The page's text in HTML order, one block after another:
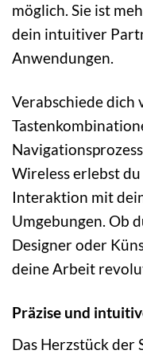
möglich. Sie ist
dein intuitiver
Anwendungen.
Verabschiede dich
Wireless erlebst
Interaktion mit
Umgebungen. Ob
Designer oder
deine Arbeit
Präzise und
Das Herzstück der